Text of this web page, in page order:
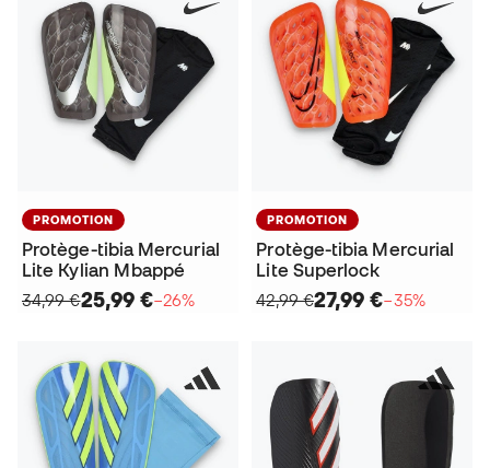
PROMOTION
Protège-tibia Mercurial
Lite Kylian Mbappé
34,99 €25,99 €−26%
PROMOTION
Protège-tibia Mercurial
Lite Superlock
42,99 €27,99 €−35%